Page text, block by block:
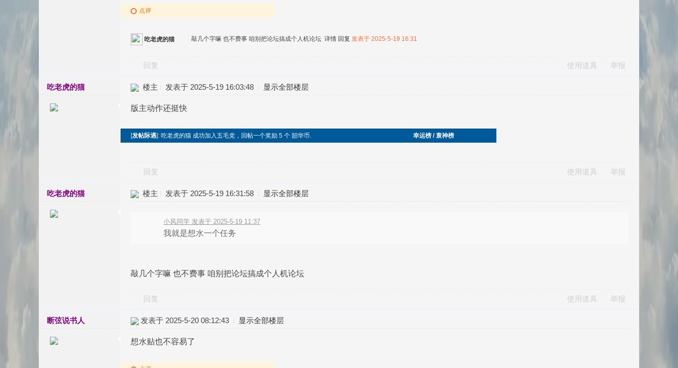
点评
吃老虎的猫 敲几个字嘛 也不费事 咱别把论坛搞成个人机论坛 详情 回复 发表于 2025-5-19 16:31
回复 使用道具 举报
吃老虎的猫 楼主 发表于 2025-5-19 16:03:48 显示全部楼层
版主动作还挺快
[发帖际遇]: 吃老虎的猫 成功加入五毛党，回帖一个奖励 5 个 韶华币. 幸运榜 / 衰神榜
回复 使用道具 举报
吃老虎的猫 楼主 发表于 2025-5-19 16:31:58 显示全部楼层
小风同学 发表于 2025-5-19 11:37
我就是想水一个任务
敲几个字嘛 也不费事 咱别把论坛搞成个人机论坛
回复 使用道具 举报
断弦说书人 发表于 2025-5-20 08:12:43 显示全部楼层
想水贴也不容易了